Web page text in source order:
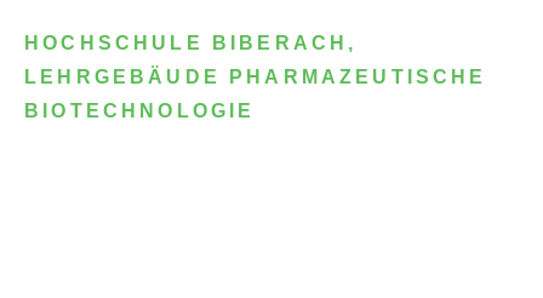
HOCHSCHULE BIBERACH,
LEHRGEBÄUDE PHARMAZEUTISCHE
BIOTECHNOLOGIE